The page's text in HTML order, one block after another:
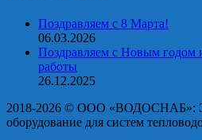
Поздравляем с 8 Марта!
06.03.2026
Поздравляем с Новым годом
работы
26.12.2025
2018-2026 © OOO «ВОДОСНАБ»:
оборудование для систем